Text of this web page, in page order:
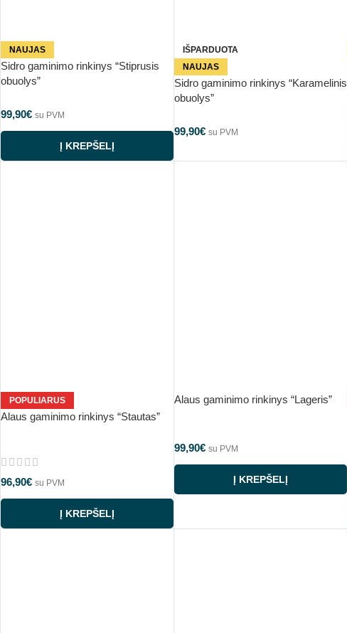
NAUJAS
Sidro gaminimo rinkinys “Stiprusis
obuolys”
99,90€ su PVM
Į KREPŠELĮ
IŠPARDUOTA
NAUJAS
Sidro gaminimo rinkinys “Karamelinis
obuolys”
99,90€ su PVM
POPULIARUS
Alaus gaminimo rinkinys “Stautas”
96,90€ su PVM
Į KREPŠELĮ
Alaus gaminimo rinkinys “Lageris”
99,90€ su PVM
Į KREPŠELĮ